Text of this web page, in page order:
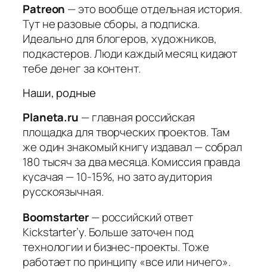
Patreon — это вообще отдельная история.
Тут не разовые сборы, а подписка.
Идеально для блогеров, художников,
подкастеров. Люди каждый месяц кидают
тебе денег за контент.
Наши, родные
Planeta.ru — главная российская
площадка для творческих проектов. Там
же один знакомый книгу издавал — собрал
180 тысяч за два месяца. Комиссия правда
кусачая — 10-15%, но зато аудитория
русскоязычная.
Boomstarter— российский ответ
Kickstarter’у. Больше заточен под
технологии и бизнес-проекты. Тоже
работает по принципу «все или ничего».